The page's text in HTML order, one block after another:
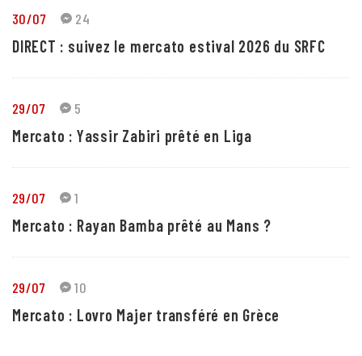
30/07 24
DIRECT : suivez le mercato estival 2026 du SRFC
29/07 5
Mercato : Yassir Zabiri prêté en Liga
29/07 1
Mercato : Rayan Bamba prêté au Mans ?
29/07 10
Mercato : Lovro Majer transféré en Grèce